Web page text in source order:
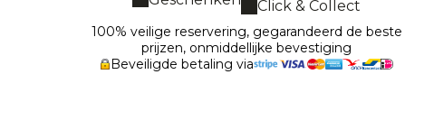
Click & Collect
100% veilige reservering, gegarandeerd de beste
prijzen, onmiddellijke bevestiging
Beveiligde betaling via